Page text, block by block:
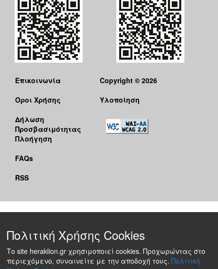
Επικοινωνία
Όροι Χρήσης
Δήλωση
Προσβασιμότητας
Πλοήγηση
FAQs
RSS
Copyright © 2026
Υλοποίηση
Πολιτική Χρήσης Cookies
Το site heraklion.gr χρησιμοποιεί cookies. Προχωρώντας στο
περιεχόμενο, συναινείτε με την αποδοχή τους. Πολιτική